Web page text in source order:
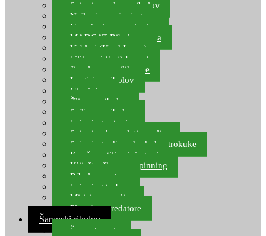
Spinning role za ribolov
Najloni za spinning
Upredenice za spinning
MADCAT Ribolov soma
Vobleri (Hard Lures)
Silikonci (Soft Lures)
Jig glave za silikonce
Leptiri za ribolov
Glavinjare
Žlice za ribolov
Sajlice za ribolov
Spinning setovi
Spinning kompleti varalica
Spinning udice, dvokuke, trokuke
Kopče, vrtilice i ringovi
Kliješta, škare za spinning
Ribolov pastrve
Spinning torbe
Mirisi za varalice
Plovci za predatore
Šaranski ribolov
Šaranske role